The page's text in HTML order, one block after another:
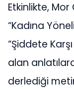
Etkinlikte, Mor
“Kadına
“Şiddete
alan
derlediği